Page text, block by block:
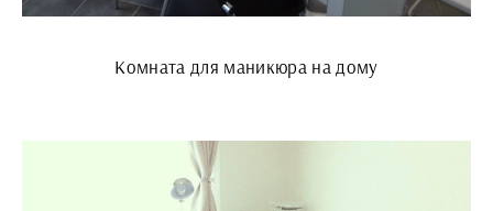
Комната для маникюра на дому